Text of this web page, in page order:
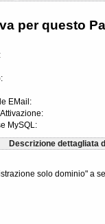
per questo
EMail:
MySQL:
Descrizione dettagliata
solo dominio" a